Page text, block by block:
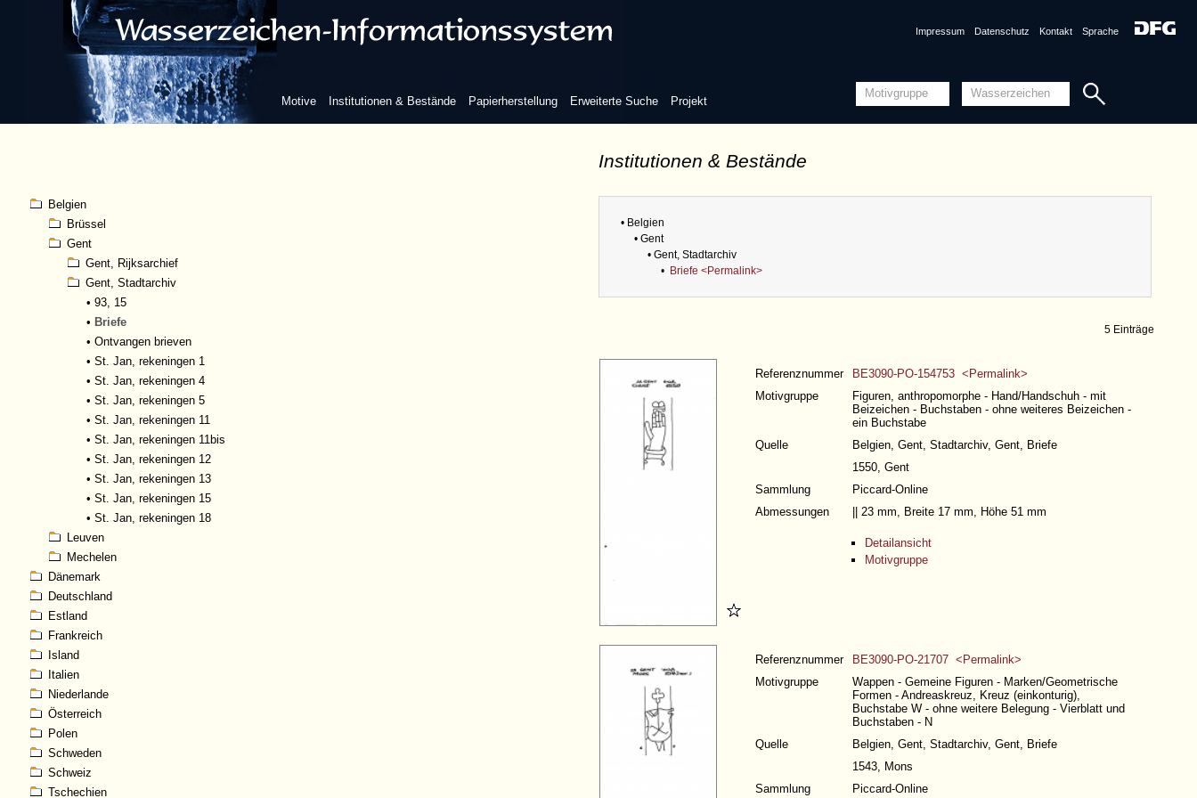
Motive Institutionen & Bestände Papierherstellung Erweiterte Suche Projekt
Impressum Datenschutz Kontakt Sprache
Institutionen & Bestände
Belgien
Brüssel
Gent
Gent, Rijksarchief
Gent, Stadtarchiv
• 93, 15
• Briefe
• Ontvangen brieven
• St. Jan, rekeningen 1
• St. Jan, rekeningen 4
• St. Jan, rekeningen 5
• St. Jan, rekeningen 11
• St. Jan, rekeningen 11bis
• St. Jan, rekeningen 12
• St. Jan, rekeningen 13
• St. Jan, rekeningen 15
• St. Jan, rekeningen 18
Leuven
Mechelen
Dänemark
Deutschland
Estland
Frankreich
Island
Italien
Niederlande
Österreich
Polen
Schweden
Schweiz
Tschechien
• Belgien
• Gent
• Gent, Stadtarchiv
• Briefe <Permalink>
5 Einträge
Referenznummer
BE3090-PO-154753 <Permalink>
Motivgruppe
Figuren, anthropomorphe - Hand/Handschuh - mit
Beizeichen - Buchstaben - ohne weiteres Beizeichen -
ein Buchstabe
Quelle
Belgien, Gent, Stadtarchiv, Gent, Briefe
1550, Gent
Sammlung
Piccard-Online
Abmessungen
|| 23 mm, Breite 17 mm, Höhe 51 mm
Detailansicht
Motivgruppe
Referenznummer
BE3090-PO-21707 <Permalink>
Motivgruppe
Wappen - Gemeine Figuren - Marken/Geometrische
Formen - Andreaskreuz, Kreuz (einkonturig),
Buchstabe W - ohne weitere Belegung - Vierblatt und
Buchstaben - N
Quelle
Belgien, Gent, Stadtarchiv, Gent, Briefe
1543, Mons
Sammlung
Piccard-Online